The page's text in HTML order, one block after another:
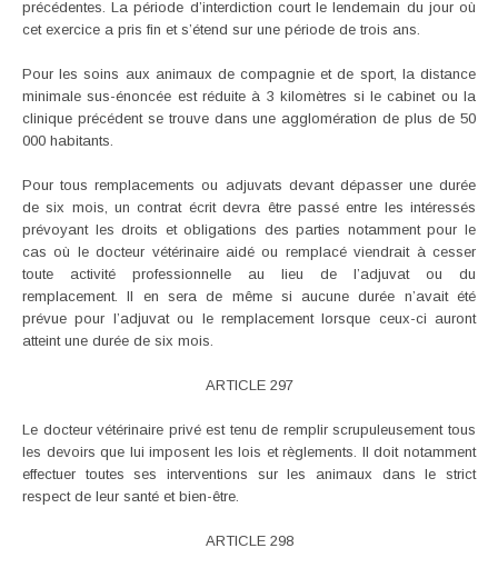
précédentes. La période d’interdiction court le lendemain du jour où
cet exercice a pris fin et s’étend sur une période de trois ans.
Pour les soins aux animaux de compagnie et de sport, la distance
minimale sus-énoncée est réduite à 3 kilomètres si le cabinet ou la
clinique précédent se trouve dans une agglomération de plus de 50
000 habitants.
Pour tous remplacements ou adjuvats devant dépasser une durée
de six mois, un contrat écrit devra être passé entre les intéressés
prévoyant les droits et obligations des parties notamment pour le
cas où le docteur vétérinaire aidé ou remplacé viendrait à cesser
toute activité professionnelle au lieu de l’adjuvat ou du
remplacement. Il en sera de même si aucune durée n’avait été
prévue pour l’adjuvat ou le remplacement lorsque ceux-ci auront
atteint une durée de six mois.
ARTICLE 297
Le docteur vétérinaire privé est tenu de remplir scrupuleusement tous
les devoirs que lui imposent les lois et règlements. Il doit notamment
effectuer toutes ses interventions sur les animaux dans le strict
respect de leur santé et bien-être.
ARTICLE 298